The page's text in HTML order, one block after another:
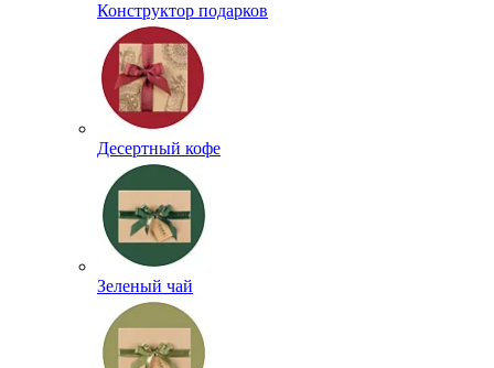
Конструктор подарков
Десертный кофе
Зеленый чай